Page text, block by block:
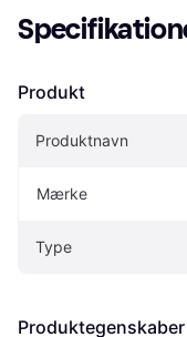
Produkt
Produktnavn
Mærke
Type
Produktegenskaber